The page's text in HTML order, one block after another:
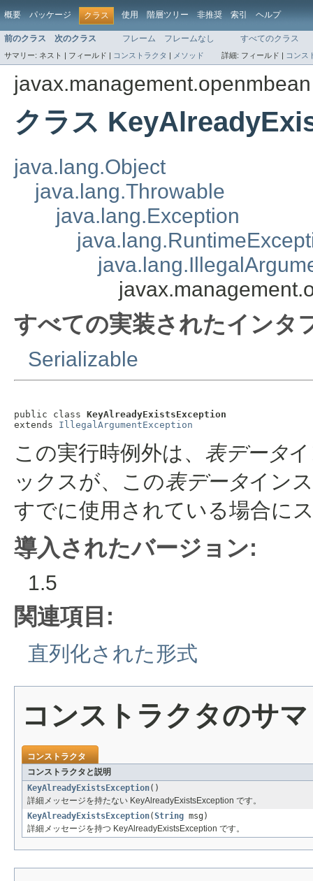
概要 パッケージ クラス 使用 階層ツリー 非推奨 索引 ヘルプ
前のクラス 次のクラス フレーム フレームなし すべてのクラス
サマリー: ネスト | フィールド | コンストラクタ | メソッド 詳細: フィールド | コンス
javax.management.openmbean
クラス
java.lang.Object
java.lang.Throwable
java.lang.Exception
すべての実装されたインタ
Serializable
public class KeyAlreadyExistsException
extends IllegalArgumentException
この実行時例外は、 表データ
ックスが、この表データイン
すでに使用されている場合に
導入されたバージョン:
1.5
関連項目:
直列化された形式
コンストラクタのサ
コンストラクタ
コンストラクタと説明
KeyAlreadyExistsException()
詳細メッセージを持たない KeyAlreadyExistsException です。
KeyAlreadyExistsException(String msg)
詳細メッセージを持つ KeyAlreadyExistsException です。